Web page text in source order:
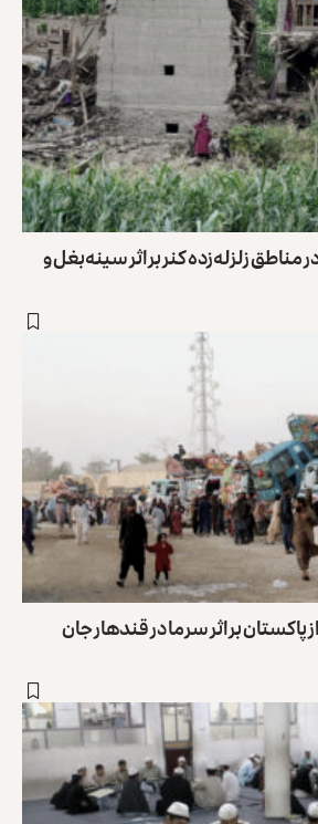
زلزله‌زده کنر براثر سینه‌بغل و
پاکستان براثر سرما در قندهار جان